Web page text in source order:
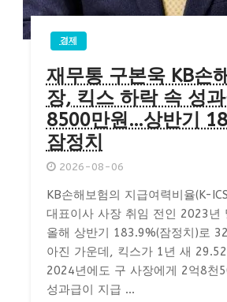
경제
재무통 구본욱 KB손
장, 킥스 하락 속 성
8500만원…상반기
잠정치
2026-08-06
KB손해보험의 지급여력비율(K-
대표이사 사장 취임 전인 2023년
올해 상반기 183.9%(잠정치)로
아진 가운데, 킥스가 1년 새
2024년에도 구 사장에게 2억8천
성과급이 지급 ...